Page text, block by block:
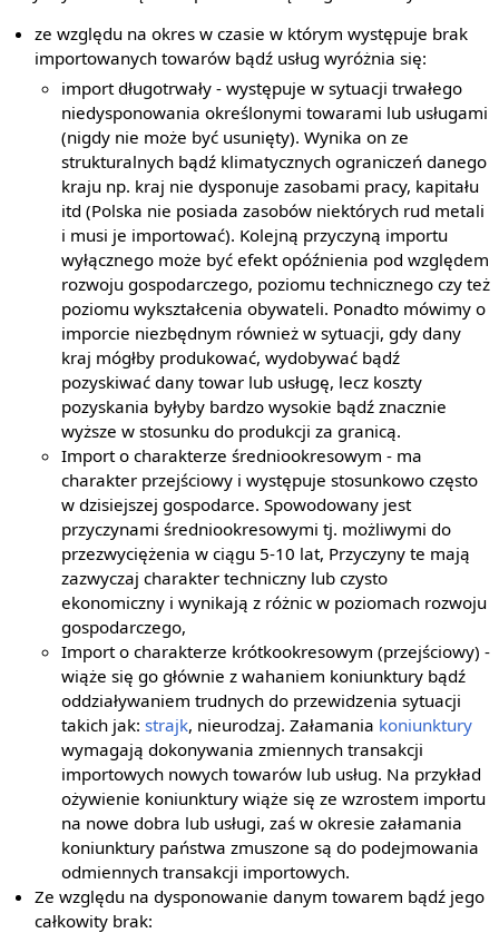
ze względu na okres w czasie w którym występuje brak
importowanych towarów bądź usług wyróżnia się:
import długotrwały - występuje w sytuacji trwałego
niedysponowania określonymi towarami lub usługami
(nigdy nie może być usunięty). Wynika on ze
strukturalnych bądź klimatycznych ograniczeń danego
kraju np. kraj nie dysponuje zasobami pracy, kapitału
itd (Polska nie posiada zasobów niektórych rud metali
i musi je importować). Kolejną przyczyną importu
wyłącznego może być efekt opóźnienia pod względem
rozwoju gospodarczego, poziomu technicznego czy też
poziomu wykształcenia obywateli. Ponadto mówimy o
imporcie niezbędnym również w sytuacji, gdy dany
kraj mógłby produkować, wydobywać bądź
pozyskiwać dany towar lub usługę, lecz koszty
pozyskania byłyby bardzo wysokie bądź znacznie
wyższe w stosunku do produkcji za granicą.
Import o charakterze średniookresowym - ma
charakter przejściowy i występuje stosunkowo często
w dzisiejszej gospodarce. Spowodowany jest
przyczynami średniookresowymi tj. możliwymi do
przezwyciężenia w ciągu 5-10 lat, Przyczyny te mają
zazwyczaj charakter techniczny lub czysto
ekonomiczny i wynikają z różnic w poziomach rozwoju
gospodarczego,
Import o charakterze krótkookresowym (przejściowy) -
wiąże się go głównie z wahaniem koniunktury bądź
oddziaływaniem trudnych do przewidzenia sytuacji
takich jak:strajk, nieurodzaj. Załamania koniunktury
wymagają dokonywania zmiennych transakcji
importowych nowych towarów lub usług. Na przykład
ożywienie koniunktury wiąże się ze wzrostem importu
na nowe dobra lub usługi, zaś w okresie załamania
koniunktury państwa zmuszone są do podejmowania
odmiennych transakcji importowych.
Ze względu na dysponowanie danym towarem bądź jego
całkowity brak: